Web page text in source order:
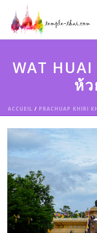
WAT
ห้
ACCUEIL / PRACHUAP KHIRI